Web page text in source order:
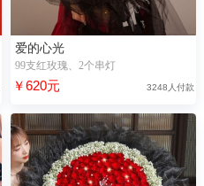
爱的心光
99支红玫瑰、2个串灯
￥620元 3248人付款